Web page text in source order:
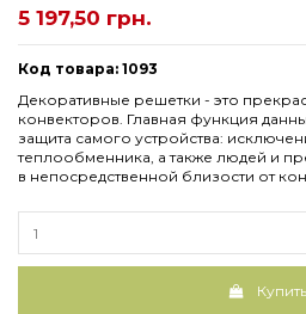
5 197,50 грн.
Код товара: 1093
Декоративные решетки - это
конвекторов. Главная функция
защита самого устройства:
теплообменника, а также людей и
в непосредственной близости от
Купить